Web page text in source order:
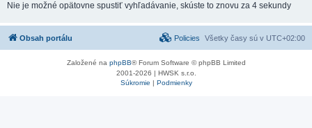
ť
Nie je možné opätovne spustiť vyhľadávanie, skúste to znovu za 4 sekundy
Obsah portálu Všetky časy sú v UTC+02:00
Policies
Založené na phpBB® Forum Software © phpBB Limited
2001-2026 | HWSK s.r.o.
Súkromie | Podmienky